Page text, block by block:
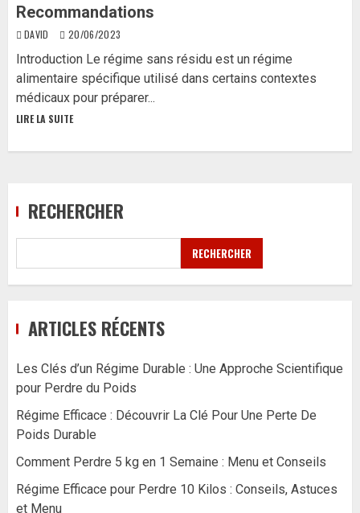
Recommandations
DAVID 20/06/2023
Introduction Le régime sans résidu est un régime
alimentaire spécifique utilisé dans certains contextes
médicaux pour préparer...
LIRE LA SUITE
RECHERCHER
RECHERCHER
ARTICLES RÉCENTS
Les Clés d’un Régime Durable : Une Approche Scientifique
pour Perdre du Poids
Régime Efficace : Découvrir La Clé Pour Une Perte De
Poids Durable
Comment Perdre 5 kg en 1 Semaine : Menu et Conseils
Régime Efficace pour Perdre 10 Kilos : Conseils, Astuces
et Menu